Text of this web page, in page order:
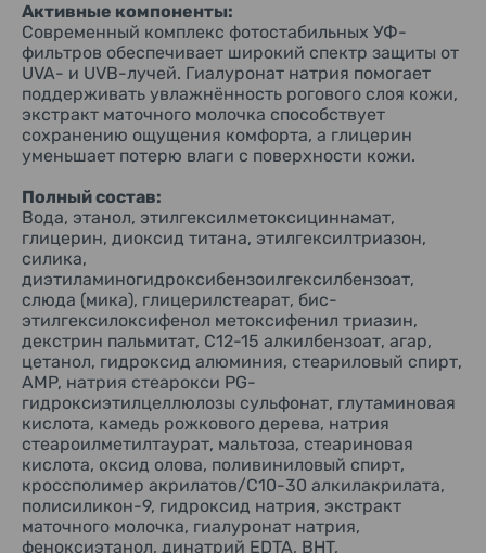
Активные компоненты:
Современный комплекс фотостабильных УФ-
фильтров обеспечивает широкий спектр защиты от
UVA- и UVB-лучей. Гиалуронат натрия помогает
поддерживать увлажнённость рогового слоя кожи,
экстракт маточного молочка способствует
сохранению ощущения комфорта, а глицерин
уменьшает потерю влаги с поверхности кожи.
Полный состав:
Вода, этанол, этилгексилметоксициннамат,
глицерин, диоксид титана, этилгексилтриазон,
силика,
диэтиламиногидроксибензоилгексилбензоат,
слюда (мика), глицерилстеарат, бис-
этилгексилоксифенол метоксифенил триазин,
декстрин пальмитат, C12-15 алкилбензоат, агар,
цетанол, гидроксид алюминия, стеариловый спирт,
AMP, натрия стеарокси PG-
гидроксиэтилцеллюлозы сульфонат, глутаминовая
кислота, камедь рожкового дерева, натрия
стеароилметилтаурат, мальтоза, стеариновая
кислота, оксид олова, поливиниловый спирт,
кроссполимер акрилатов/С10-30 алкилакрилата,
полисиликон-9, гидроксид натрия, экстракт
маточного молочка, гиалуронат натрия,
феноксиэтанол, динатрий EDTA, BHT,